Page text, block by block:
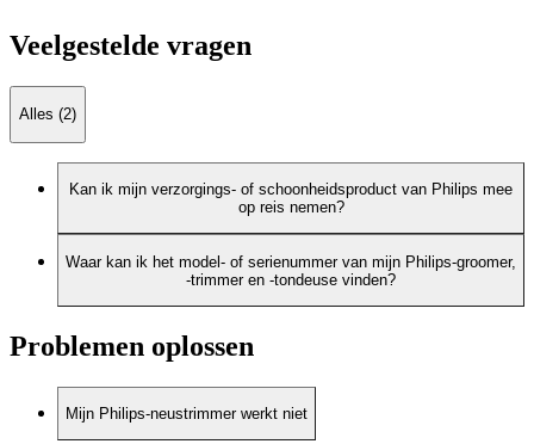
Veelgestelde vragen
Alles (2)
Kan ik mijn verzorgings- of schoonheidsproduct van Philips mee
op reis nemen?
Waar kan ik het model- of serienummer van mijn Philips-groomer,
-trimmer en -tondeuse vinden?
Problemen oplossen
Mijn Philips-neustrimmer werkt niet